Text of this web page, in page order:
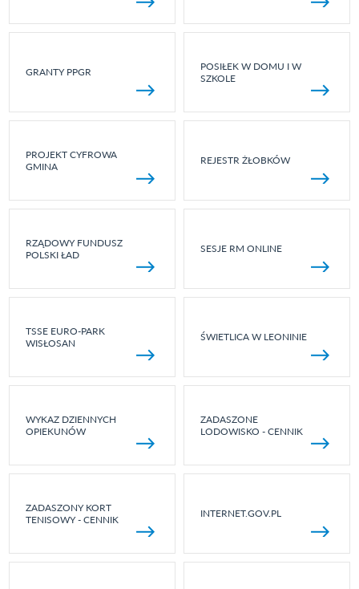
GRANTY PPGR
POSIŁEK W DOMU I W
SZKOLE
PROJEKT CYFROWA
GMINA
REJESTR ŻŁOBKÓW
RZĄDOWY FUNDUSZ
POLSKI ŁAD
SESJE RM ONLINE
TSSE EURO-PARK
WISŁOSAN
ŚWIETLICA W LEONINIE
WYKAZ DZIENNYCH
OPIEKUNÓW
ZADASZONE
LODOWISKO - CENNIK
ZADASZONY KORT
TENISOWY - CENNIK
INTERNET.GOV.PL